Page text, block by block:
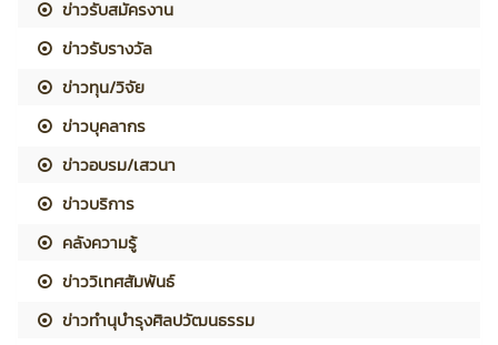
ข่าวรับสมัครงาน
ข่าวรับรางวัล
ข่าวทุน/วิจัย
ข่าวบุคลากร
ข่าวอบรม/เสวนา
ข่าวบริการ
คลังความรู้
ข่าววิเทศสัมพันธ์
ข่าวทำนุบำรุงศิลปวัฒนธรรม